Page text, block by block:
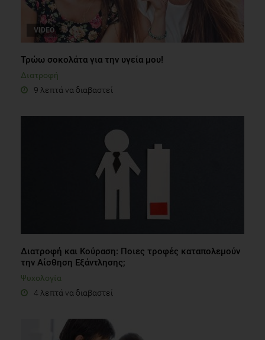
VIDEO
Τρώω σοκολάτα για την υγεία μου!
Διατροφή
9 λεπτά να διαβαστεί
Διατροφή και Κούραση: Ποιες τροφές καταπολεμούν
την Αίσθηση Εξάντλησης;
Ψυχολογία
4 λεπτά να διαβαστεί